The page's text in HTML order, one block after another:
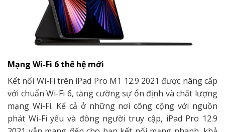
Mạng Wi-Fi 6 thế hệ mới
Kết nối Wi-Fi trên iPad Pro M1 12.9 2021 được nâng cấp
với chuẩn Wi-Fi 6, tăng cường sự ổn định và chất lượng
mạng Wi-Fi. Kể cả ở những nơi công cộng với nguồn
phát Wi-Fi yếu và đông người truy cập, iPad Pro 12.9